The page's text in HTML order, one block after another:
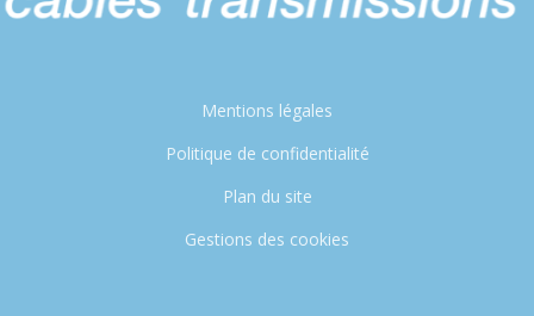
Mentions légales
Politique de confidentialité
Plan du site
Gestions des cookies